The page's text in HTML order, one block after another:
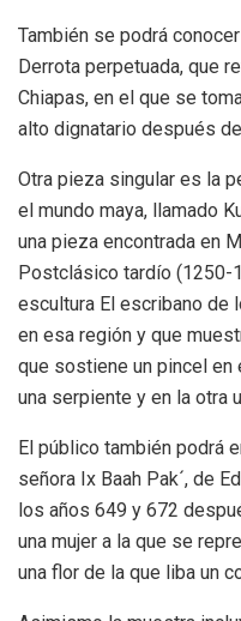
También se podrá
Derrota perpetuada, que
Chiapas, en el que se
alto dignatario después
Otra pieza singular es la
el mundo maya, llamado
una pieza encontrada en
Postclásico tardío (1250-
escultura El escribano de
en esa región y que
que sostiene un pincel en
una serpiente y en la otra
El público también podrá
señora Ix Baah Pak´, de
los años 649 y 672
una mujer a la que se
una flor de la que liba un